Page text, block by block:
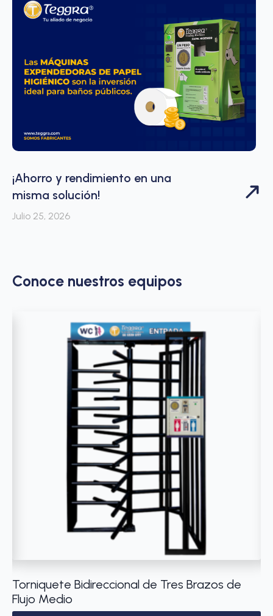
¡Ahorro y rendimiento en una
misma solución!
Julio 25, 2026
Conoce nuestros equipos
Torniquete Bidireccional de Tres Brazos de
Flujo Medio